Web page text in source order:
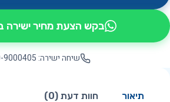
בקש הצעת מחיר ישירה
שיחה ישירה: 050-9000405
תיאור חוות דעת (0)